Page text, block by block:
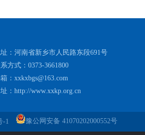
：河南省新乡市人民路东段691号
方式：0373-3661800
：xxkxbgs@163.com
址：http://www.xxkp.org.cn
-1 豫公网安备 41070202000552号